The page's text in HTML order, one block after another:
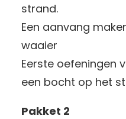
strand.
Een aanvang
waaier
Eerste oefeningen
een bocht op het
Pakket 2